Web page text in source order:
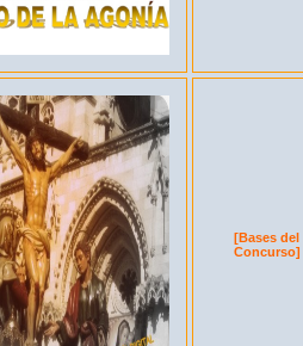
[Bases del
Concurso]